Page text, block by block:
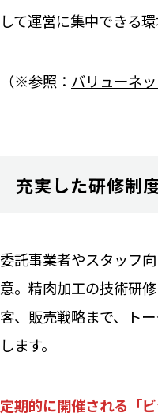
して運営に集中できる
（※参照： バリューネ
充実した研修制
委託事業者やスタッフ
意。精肉加工の技術研
客、販売戦略まで、ト
します。
定期的に開催される「